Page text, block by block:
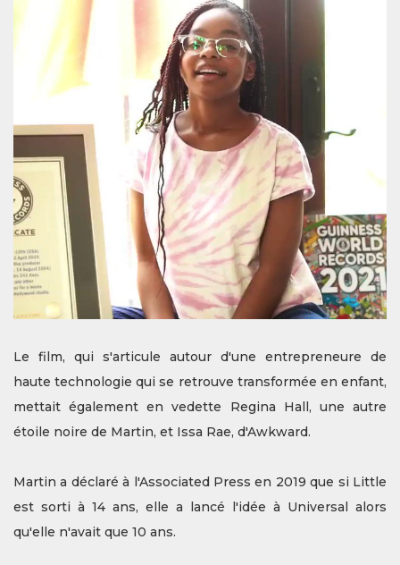
Le film, qui s'articule autour d'une entrepreneure de
haute technologie qui se retrouve transformée en enfant,
mettait également en vedette Regina Hall, une autre
étoile noire de Martin, et Issa Rae, d'Awkward.
Martin a déclaré à l'Associated Press en 2019 que si Little
est sorti à 14 ans, elle a lancé l'idée à Universal alors
qu'elle n'avait que 10 ans.